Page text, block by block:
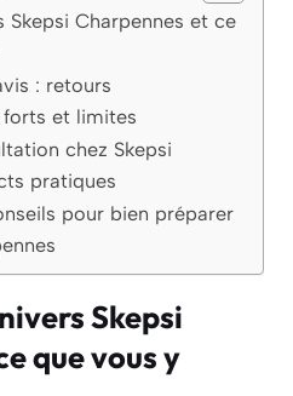
Skepsi Charpennes et ce
: retours
forts et limites
chez Skepsi
pratiques
pour bien préparer
Skepsi
que vous y